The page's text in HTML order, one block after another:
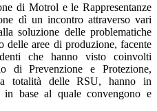
di Motrol e le Rappresentanze
dì un incontro attraverso vari
soluzione delle problematiche
delle aree di produzione, facente
che hanno visto coinvolti
di Prevenzione e Protezione,
totalità delle RSU, hanno in
in base al quale convengono e